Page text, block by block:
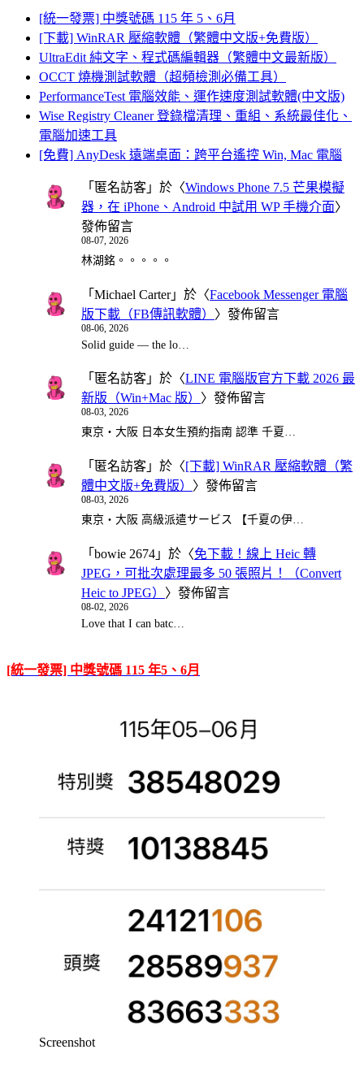
[統一發票] 中獎號碼 115 年 5、6月
[下載] WinRAR 壓縮軟體（繁體中文版+免費版）
UltraEdit 純文字、程式碼編輯器（繁體中文最新版）
OCCT 燒機測試軟體（超頻檢測必備工具）
PerformanceTest 電腦效能、運作速度測試軟體(中文版)
Wise Registry Cleaner 登錄檔清理、重組、系統最佳化、
電腦加速工具
[免費] AnyDesk 遠端桌面：跨平台遙控 Win, Mac 電腦
「 匿名訪客 」於〈Windows Phone 7.5 芒果模擬
器，在 iPhone、Android 中試用 WP 手機介面〉
發佈留言
08-07, 2026
林湖銘。。。。。
「 Michael Carter」於〈Facebook Messenger 電腦
版下載（FB傳訊軟體） 〉發佈留言
08-06, 2026
Solid guide — the lo…
「 匿名訪客 」於〈LINE 電腦版官方下載 2026 最
新版（Win+Mac 版） 〉發佈留言
08-03, 2026
東京・大阪 日本女生預約指南 認準 千夏…
「 匿名訪客 」於〈[下載] WinRAR 壓縮軟體（繁
體中文版+免費版） 〉發佈留言
08-03, 2026
東京・大阪 高級派遣サービス 【千夏の伊…
「 bowie 2674 」於〈免下載！線上 Heic 轉
JPEG，可批次處理最多 50 張照片！（Convert
Heic to JPEG） 〉發佈留言
08-02, 2026
Love that I can batc…
[統一發票] 中獎號碼 115 年5、6月
Screenshot